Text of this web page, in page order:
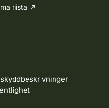
riista